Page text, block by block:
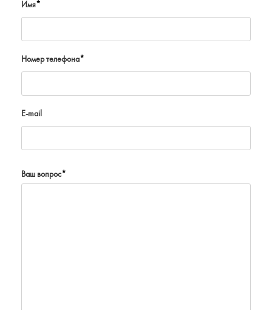
Имя*
Номер телефона*
E-mail
Ваш вопрос*